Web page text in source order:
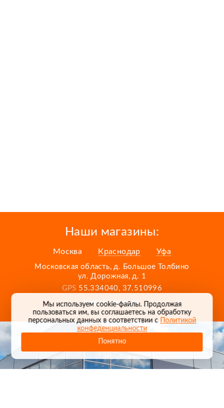
Наши магазины:
Москва Краснодар Уфа
Московская область, д. Большое Толбино
ул. Дорожная, д. 1
GPS 55.334040, 37.510996
Карта проезда
Мы используем cookie-файлы. Продолжая
пользоваться им, вы соглашаетесь на обработку
персональных данных в соответствии сПолитикой
конфеденциальности
Понятно